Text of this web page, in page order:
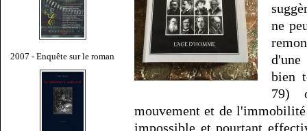
2007 - Enquête sur le roman
ne
bien
79)
mouvement et de
impossible et pourtant